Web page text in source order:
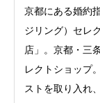
京都にある婚約
ジリング）セレ
店」。京都・三
レクトショップ
ストを取り入れ